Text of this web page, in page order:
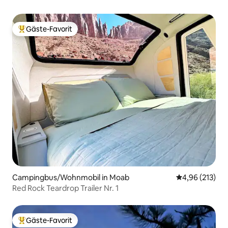
Beliebter Gäste-Favorit.
Gäste-Favorit
Campingbus/Wohnmobil in Moab
4,96 (213)
Red Rock Teardrop Trailer Nr. 1
Beliebter Gäste-Favorit.
Gäste-Favorit